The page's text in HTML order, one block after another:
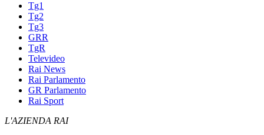
Tg1
Tg2
Tg3
GRR
TgR
Televideo
Rai News
Rai Parlamento
GR Parlamento
Rai Sport
L'AZIENDA RAI